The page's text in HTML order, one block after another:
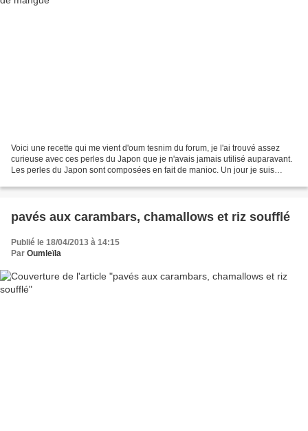
Voici une recette qui me vient d'oum tesnim du forum, je l'ai trouvé assez
curieuse avec ces perles du Japon que je n'avais jamais utilisé auparavant.
Les perles du Japon sont composées en fait de manioc. Un jour je suis
pavés aux carambars, chamallows et riz soufflé
Publié le 18/04/2013 à 14:15
Par Oumleïla